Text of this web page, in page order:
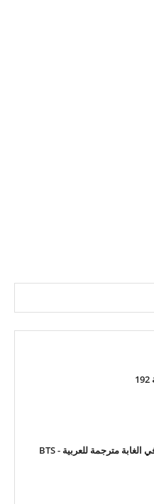
الحلقة 1 من بتس في الغابة مترجمة للعربية - BTS